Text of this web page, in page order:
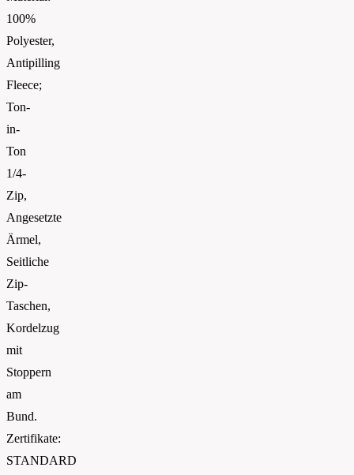
100%
Polyester,
Antipilling
Fleece;
Ton-
in-
Ton
1/4-
Zip,
Angesetzte
Ärmel,
Seitliche
Zip-
Taschen,
Kordelzug
mit
Stoppern
am
Bund.
Zertifikate:
STANDARD